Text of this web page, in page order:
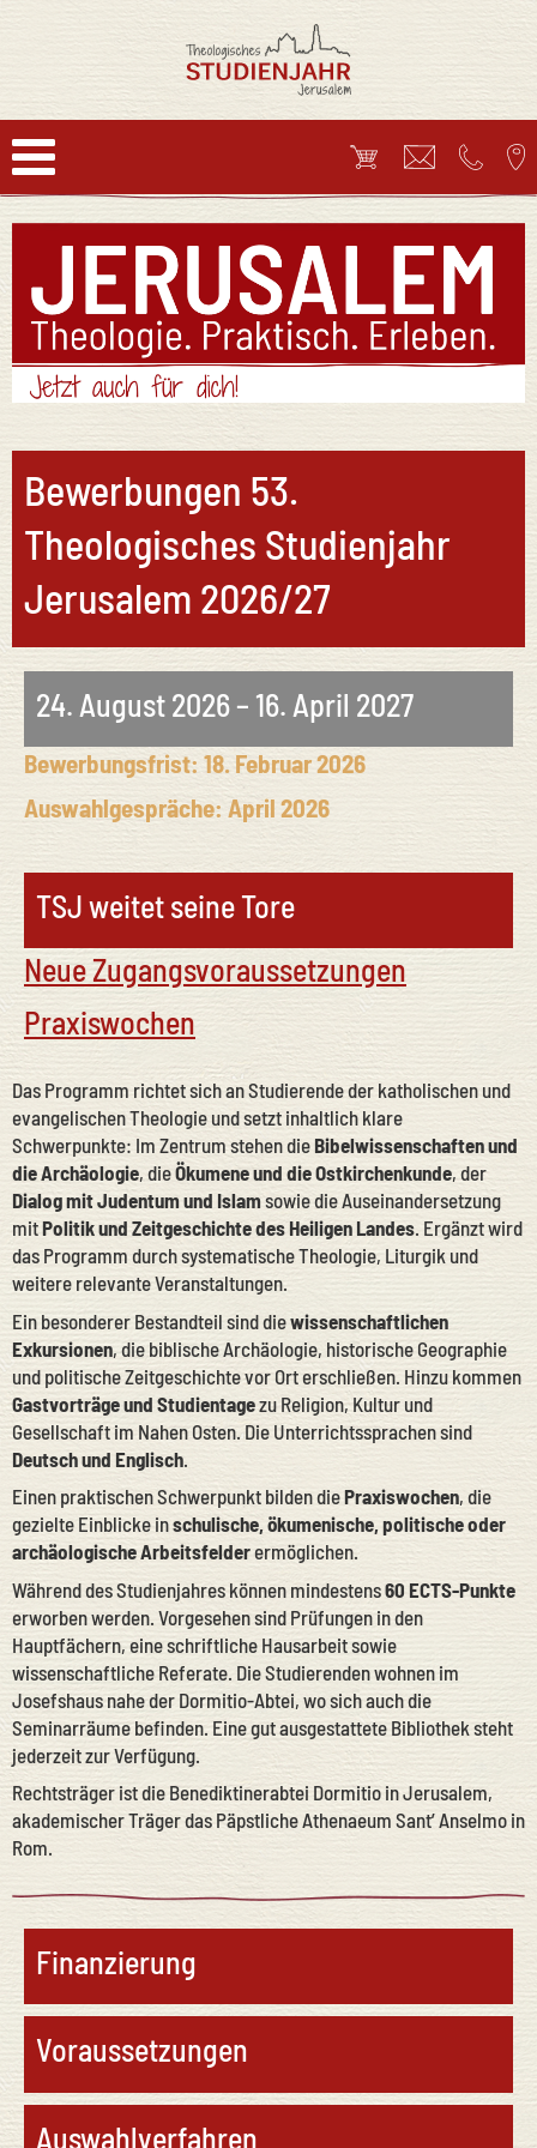
Bewerbungen 53.
Theologisches Studienjahr
Jerusalem 2026/27
24. August 2026 – 16. April 2027
Bewerbungsfrist: 18. Februar 2026
Auswahlgespräche: April 2026
TSJ weitet seine Tore
Neue Zugangsvoraussetzungen
Praxiswochen
Das Programm richtet sich an Studierende der katholischen und
evangelischen Theologie und setzt inhaltlich klare
Schwerpunkte: Im Zentrum stehen dieBibelwissenschaften und
die Archäologie, dieÖkumene und die Ostkirchenkunde, der
Dialog mit Judentum und Islamsowie die Auseinandersetzung
mitPolitik und Zeitgeschichte des Heiligen Landes. Ergänzt wird
das Programm durch systematische Theologie, Liturgik und
weitere relevante Veranstaltungen.
Ein besonderer Bestandteil sind diewissenschaftlichen
Exkursionen, die biblische Archäologie, historische Geographie
und politische Zeitgeschichte vor Ort erschließen. Hinzu kommen
Gastvorträge und Studientagezu Religion, Kultur und
Gesellschaft im Nahen Osten. Die Unterrichtssprachen sind
Deutsch und Englisch
Einen praktischen Schwerpunkt bilden diePraxiswochen, die
gezielte Einblicke inschulische, ökumenische, politische oder
archäologische Arbeitsfelderermöglichen.
Während des Studienjahres können mindestens60 ECTS-Punkte
erworben werden. Vorgesehen sind Prüfungen in den
Hauptfächern, eine schriftliche Hausarbeit sowie
wissenschaftliche Referate. Die Studierenden wohnen im
Josefshaus nahe der Dormitio-Abtei, wo sich auch die
Seminarräume befinden. Eine gut ausgestattete Bibliothek steht
jederzeit zur Verfügung.
Rechtsträger ist die Benediktinerabtei Dormitio in Jerusalem,
akademischer Träger das Päpstliche Athenaeum Sant’ Anselmo in
Rom.
Finanzierung
Voraussetzungen
Auswahlverfahren